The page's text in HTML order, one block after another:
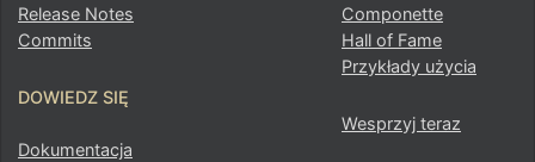
Release Notes
Commits
DOWIEDZ SIĘ
Dokumentacja
Componette
Hall of Fame
Przykłady użycia
Wesprzyj teraz